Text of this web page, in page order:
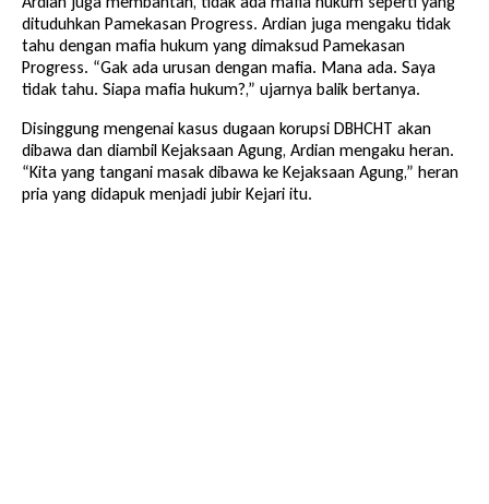
dituduhkan Pamekasan Progress. Ardian juga mengaku tidak
tahu dengan mafia hukum yang dimaksud Pamekasan
Progress. “Gak ada urusan dengan mafia. Mana ada. Saya
tidak tahu. Siapa mafia hukum?,” ujarnya balik bertanya.
Disinggung mengenai kasus dugaan korupsi DBHCHT akan
dibawa dan diambil Kejaksaan Agung, Ardian mengaku heran.
“Kita yang tangani masak dibawa ke Kejaksaan Agung,” heran
pria yang didapuk menjadi jubir Kejari itu.